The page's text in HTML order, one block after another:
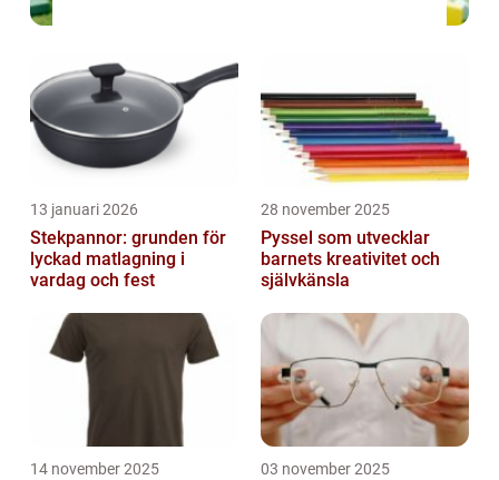
13 januari 2026
Stekpannor: grunden för
lyckad matlagning i
vardag och fest
28 november 2025
Pyssel som utvecklar
barnets kreativitet och
självkänsla
14 november 2025 03 november 2025